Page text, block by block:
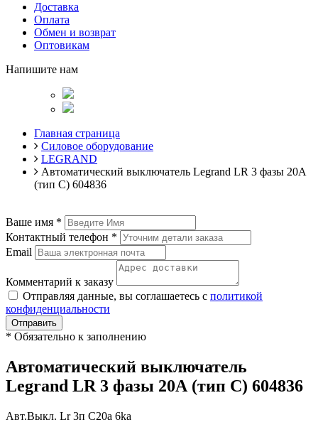
Доставка
Оплата
Обмен и возврат
Оптовикам
Напишите нам
Главная страница
Силовое оборудование
LEGRAND
Автоматический выключатель Legrand LR 3 фазы 20А
(тип С) 604836
Ваше имя *
Контактный телефон *
Email
Комментарий к заказу
Отправляя данные, вы соглашаетесь с политикой
конфиденциальности
Отправить
* Обязательно к заполнению
Автоматический выключатель
Legrand LR 3 фазы 20А (тип С) 604836
Авт.Выкл. Lr 3п C20a 6ka